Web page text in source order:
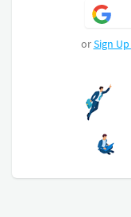
double vitrage
Les extérieurs
peuvent être
orSign Up